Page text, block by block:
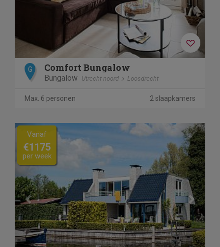
G Comfort Bungalow
Bungalow Utrecht noord Loosdrecht
Max. 6 personen 2 slaapkamers
Previous Next
Vanaf
€1175
per week